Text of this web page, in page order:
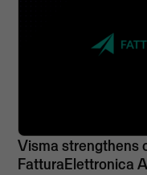
Visma strengthens
FatturaElettronica